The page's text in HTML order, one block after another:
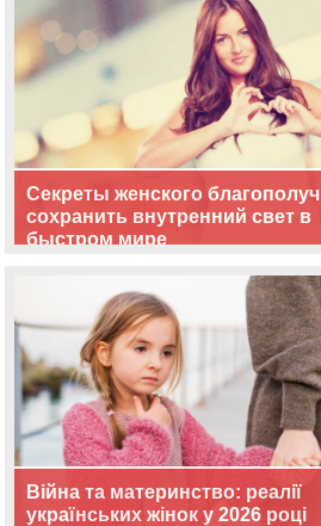
Секреты женского
сохранить внутренний свет в
быстром мире
Війна та материнство: реалії
українських жінок у 2026 році